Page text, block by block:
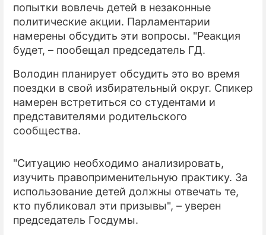
СТИЛЬ ЖИЗНИ
СЕРИАЛЫ
ПРЕСС-РЕЛИЗЫ
О ПРОЕКТЕ
попытки вовлечь детей в незаконные
политические акции. Парламентарии
намерены обсудить эти вопросы. "Реакция
будет, – пообещал председатель ГД.
Володин планирует обсудить это во время
поездки в свой избирательный округ. Спикер
намерен встретиться со студентами и
представителями родительского
сообщества.
"Ситуацию необходимо анализировать,
изучить правоприменительную практику. За
использование детей должны отвечать те,
кто публиковал эти призывы", – уверен
председатель Госдумы.